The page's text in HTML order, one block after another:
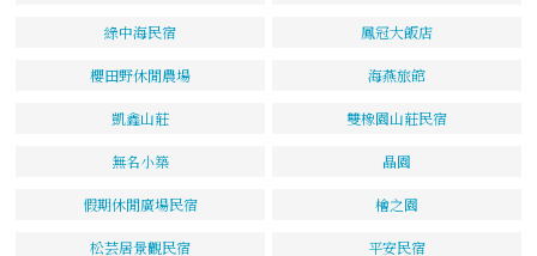
綠中海民宿 鳳冠大飯店
櫻田野休閒農場 海燕旅館
凱鑫山莊 雙橡園山莊民宿
無名小築 晶園
假期休閒廣場民宿 檜之園
松芸居景觀民宿 平安民宿